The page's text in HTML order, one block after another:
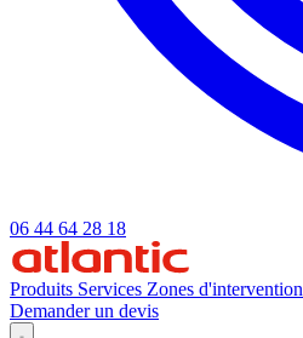
06 44 64 28 18
Produits Services Zones d'intervention
Demander un devis